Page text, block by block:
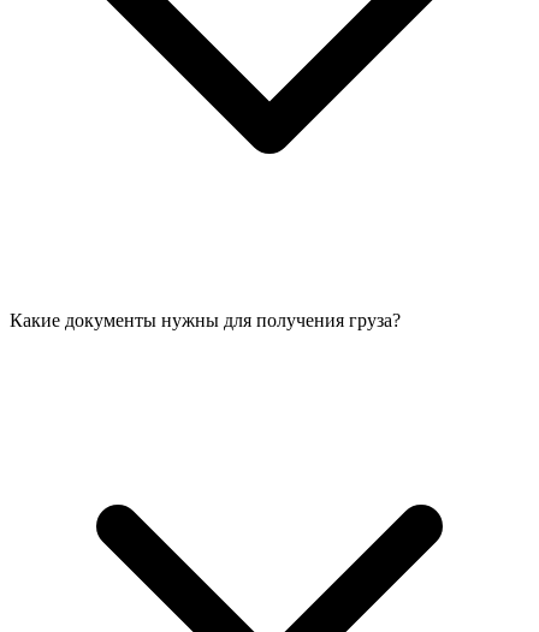
Какие документы нужны для получения груза?